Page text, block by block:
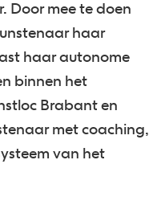
Door mee te doen
haar
haar autonome
binnen het
Brabant en
met coaching,
van het